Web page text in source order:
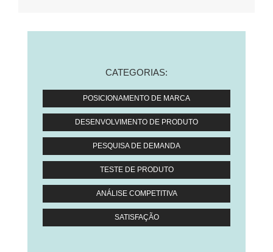
CATEGORIAS:
POSICIONAMENTO DE MARCA
DESENVOLVIMENTO DE PRODUTO
PESQUISA DE DEMANDA
TESTE DE PRODUTO
ANÁLISE COMPETITIVA
SATISFAÇÃO